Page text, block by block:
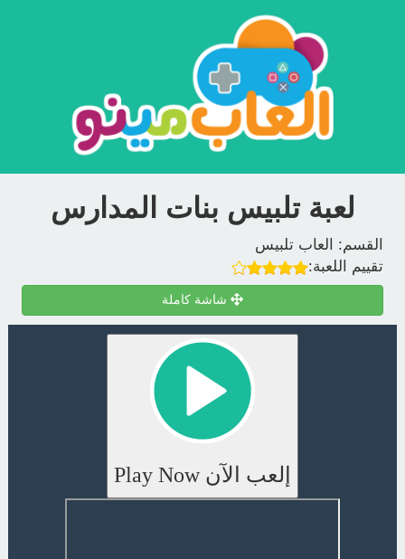
لعبة تلبيس بنات المدارس
القسم:
العاب تلبيس
تقييم اللعبة:
شاشة كاملة
إلعب الآن Play Now